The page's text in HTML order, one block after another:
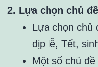
2. Lựa chọn chủ
Lựa chọn chủ
dịp lễ, Tết,
Một số chủ